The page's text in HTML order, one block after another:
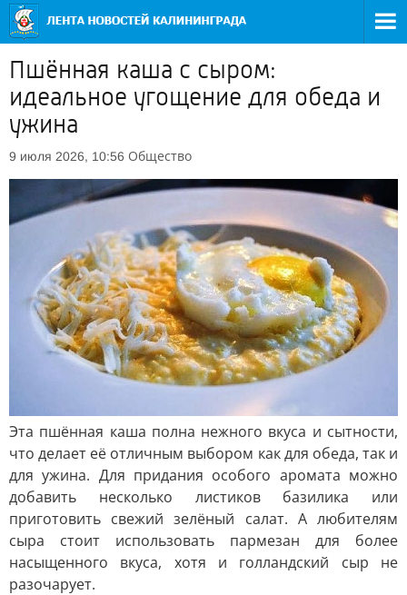
Пшённая каша с сыром:
идеальное угощение для обеда и
ужина
9 июля 2026, 10:56 Общество
Эта пшённая каша полна нежного вкуса и сытности,
что делает её отличным выбором как для обеда, так и
для ужина. Для придания особого аромата можно
добавить несколько листиков базилика или
приготовить свежий зелёный салат. А любителям
сыра стоит использовать пармезан для более
насыщенного вкуса, хотя и голландский сыр не
разочарует.